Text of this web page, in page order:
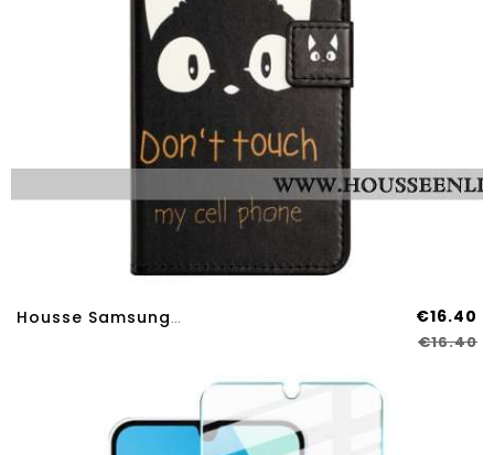
Housse Samsung Galaxy A17 4G / 5G / A26 5G Don't Touch My Cell Phone €16.40
€16.40